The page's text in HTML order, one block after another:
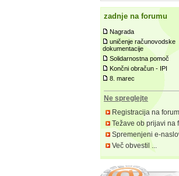
zadnje na forumu
Nagrada
uničenje računovodske
dokumentacije
Solidarnostna pomoč
Končni obračun - IPI
8. marec
Ne spreglejte
Registracija na forum
Težave ob prijavi na
Spremenjeni e-
Več obvestil ...